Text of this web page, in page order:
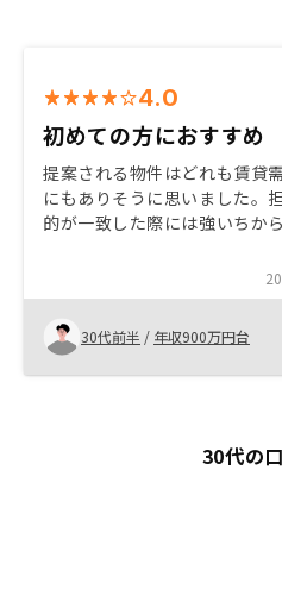
4.0
初めての方におすすめ
提案される物件はどれも賃貸
にもありそうに思いました。
的が一致した際には強いちか
な評価をするのではじめての
かもしれません。物件が都心
もあり利回りが出にくいこと
シュフローがマイナスの物件
いらないと思いました。AIで
ペレーションミスが多い。
30代前半 / 年収900万円台
30代の